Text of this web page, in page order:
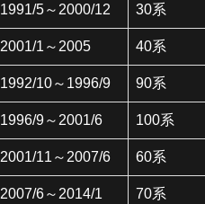
1991/5～2000/12 30系
2001/1～2005 40系
1992/10～1996/9 90系
1996/9～2001/6 100系
2001/11～2007/6 60系
2007/6～2014/1 70系